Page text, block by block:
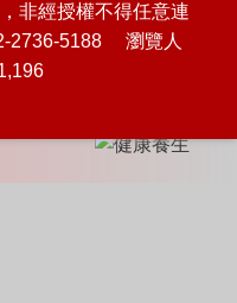
非經授權不得任意連
2736-5188 瀏覽人